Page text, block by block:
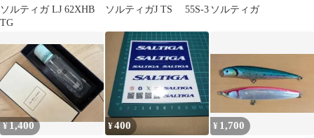
ソルティガ LJ 62XHB
TG
ソルティガJ TS 55S-3 ソルティガ
¥1,400 ¥400 ¥ 1,700